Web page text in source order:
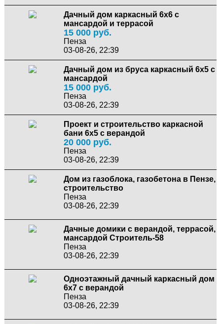
Дачный дом каркасный 6х6 с
мансардой и террасой
15 000 руб.
Пенза
03-08-26, 22:39
Дачный дом из бруса каркасный 6х5 с
мансардой
15 000 руб.
Пенза
03-08-26, 22:39
Проект и строительство каркасной
бани 6х5 с верандой
20 000 руб.
Пенза
03-08-26, 22:39
Дом из газоблока, газобетона в Пензе,
строительство
Пенза
03-08-26, 22:39
Дачные домики с верандой, террасой,
мансардой Строитель-58
Пенза
03-08-26, 22:39
Одноэтажный дачный каркасный дом
6х7 с верандой
Пенза
03-08-26, 22:39